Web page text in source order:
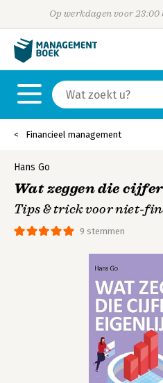
Op werkdagen voor
Financieel management
9 stemmen
Hans Go
Wat zeggen die
Tips & trick voor niet-